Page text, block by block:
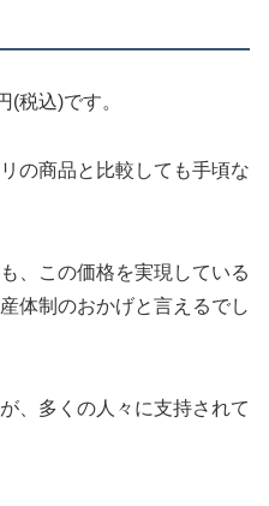
税込)です。
の商品と比較しても手頃な
、この価格を実現している
体制のおかげと言えるでし
、多くの人々に支持されて